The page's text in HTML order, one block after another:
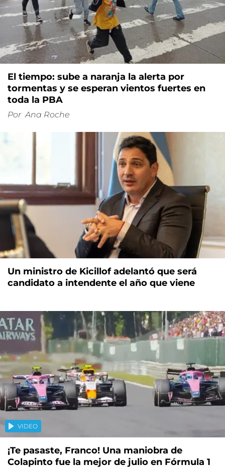
El tiempo: sube a naranja la alerta por
tormentas y se esperan vientos fuertes en
toda la PBA
Por Ana Roche
Un ministro de Kicillof adelantó que será
candidato a intendente el año que viene
VIDEO
¡Te pasaste, Franco! Una maniobra de
Colapinto fue la mejor de julio en Fórmula 1